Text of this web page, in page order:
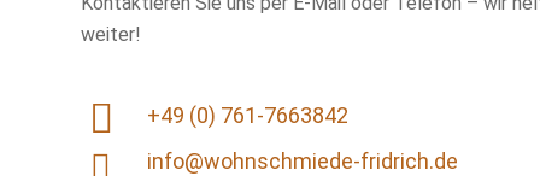
weiter!
+49 (0) 761-7663842
info@wohnschmiede-fridrich.de